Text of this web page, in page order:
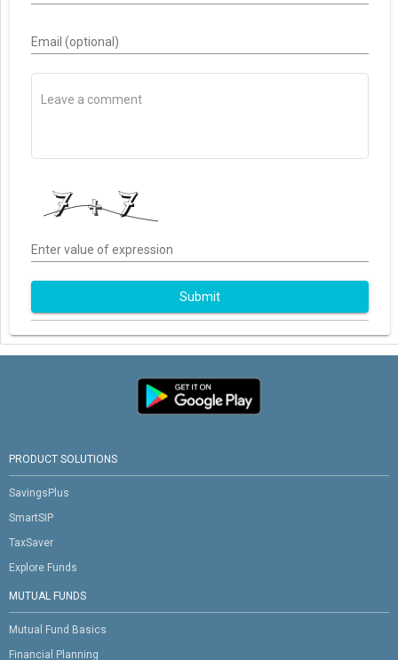
Email (optional)
Enter value of expression
Submit
PRODUCT SOLUTIONS
SavingsPlus
SmartSIP
TaxSaver
Explore Funds
MUTUAL FUNDS
Mutual Fund Basics
Financial Planning